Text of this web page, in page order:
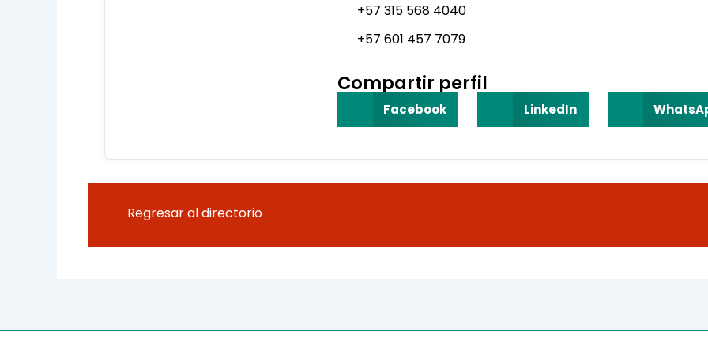
+57 315 568 4040
+57 601 457 7079
Compartir perfil
Facebook LinkedIn
Regresar al directorio